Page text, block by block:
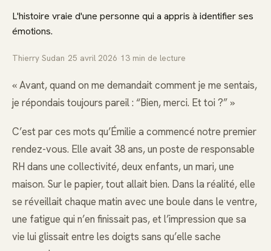
L'histoire vraie d'une personne qui a appris à identifier ses
émotions.
Thierry Sudan 25 avril 2026 13 min de lecture
« Avant, quand on me demandait comment je me sentais,
je répondais toujours pareil : “Bien, merci. Et toi ?” »
C’est par ces mots qu’Émilie a commencé notre premier
rendez-vous. Elle avait 38 ans, un poste de responsable
RH dans une collectivité, deux enfants, un mari, une
maison. Sur le papier, tout allait bien. Dans la réalité, elle
se réveillait chaque matin avec une boule dans le ventre,
une fatigue qui n’en finissait pas, et l’impression que sa
vie lui glissait entre les doigts sans qu’elle sache